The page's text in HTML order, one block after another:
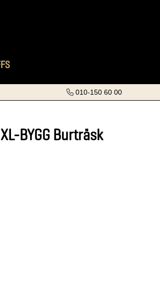
010-150 60 00
BYGG Burträsk